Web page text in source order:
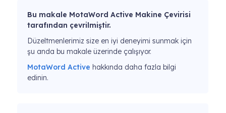
Bu makale MotaWord Active Makine Çevirisi
tarafından çevrilmiştir.
Düzeltmenlerimiz size en iyi deneyimi sunmak için
şu anda bu makale üzerinde çalışıyor.
MotaWord Active hakkında daha fazla bilgi
edinin.